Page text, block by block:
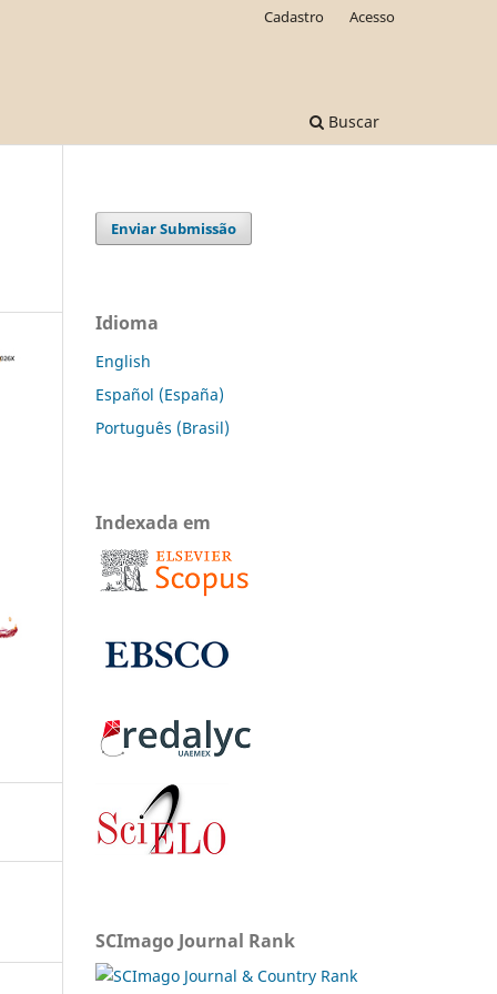
Buscar
Cadastro Acesso
Enviar Submissão
Idioma
English
Español (España)
Português (Brasil)
Indexada em
SCImago Journal Rank